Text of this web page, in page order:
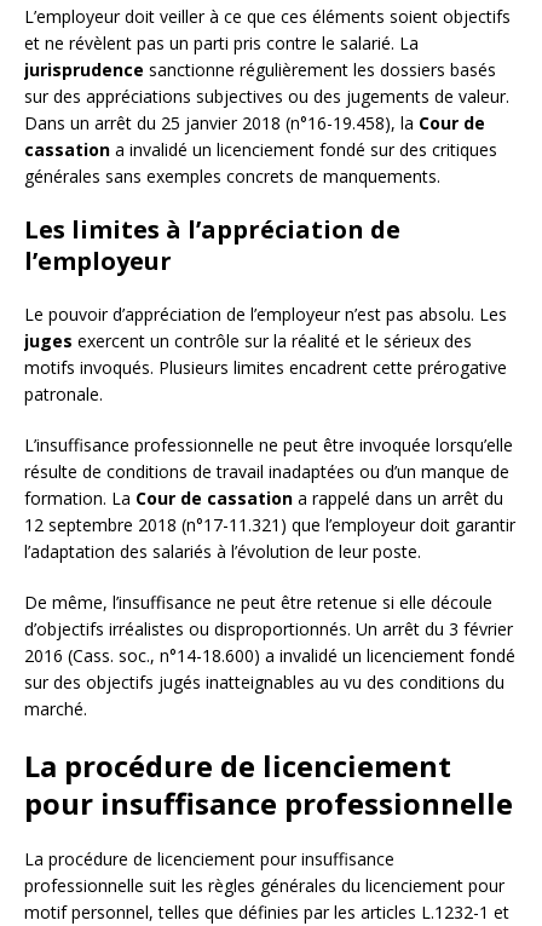
L’employeur doit veiller à ce que ces éléments soient objectifs
et ne révèlent pas un parti pris contre le salarié. La
jurisprudence sanctionne régulièrement les dossiers basés
sur des appréciations subjectives ou des jugements de valeur.
Dans un arrêt du 25 janvier 2018 (n°16-19.458), la Cour de
cassation a invalidé un licenciement fondé sur des critiques
générales sans exemples concrets de manquements.
Les limites à l’appréciation de
l’employeur
Le pouvoir d’appréciation de l’employeur n’est pas absolu. Les
juges exercent un contrôle sur la réalité et le sérieux des
motifs invoqués. Plusieurs limites encadrent cette prérogative
patronale.
L’insuffisance professionnelle ne peut être invoquée lorsqu’elle
résulte de conditions de travail inadaptées ou d’un manque de
formation. La Cour de cassation a rappelé dans un arrêt du
12 septembre 2018 (n°17-11.321) que l’employeur doit garantir
l’adaptation des salariés à l’évolution de leur poste.
De même, l’insuffisance ne peut être retenue si elle découle
d’objectifs irréalistes ou disproportionnés. Un arrêt du 3 février
2016 (Cass. soc., n°14-18.600) a invalidé un licenciement fondé
sur des objectifs jugés inatteignables au vu des conditions du
marché.
La procédure de licenciement
pour insuffisance professionnelle
La procédure de licenciement pour insuffisance
professionnelle suit les règles générales du licenciement pour
motif personnel, telles que définies par les articles L.1232-1 et